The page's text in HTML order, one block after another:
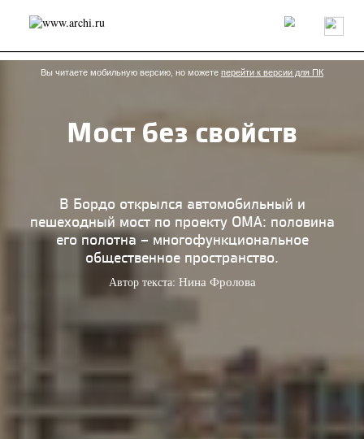
Россия Мир Технологии Интерьер Пресса
Архитекторы
Проекты
Конкурсы События Книги Вакансии
send.project Анонсы конкурсов
Блог
Дизайн
Иностранцы в России
Интерьер
Книги
Наследие Образование
Урбанистика
Вы читаете мобильную версию, но можете перейти к версии для ПК
Мост без свойств
В Бордо открылся автомобильный и
пешеходный мост по проекту OMA: половина
его полотна – многофункциональное
общественное пространство.
Автор текста: Нина Фролова